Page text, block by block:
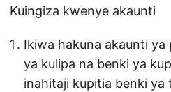
Kuingiza kwenye akaunti
Ikiwa hakuna akaunti
ya kulipa na benki ya
inahitaji kupitia benki ya